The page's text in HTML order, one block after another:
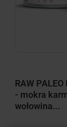
RAW
- mokra
wołowina...